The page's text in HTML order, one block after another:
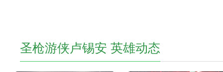
圣枪游侠卢锡安 英雄动态